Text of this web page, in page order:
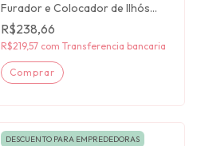
Furador e Colocador de Ilhós
Artesana Taller
R$238,66
R$219,57 com Transferencia bancaria
DESCUENTO PARA EMPREDEDORAS